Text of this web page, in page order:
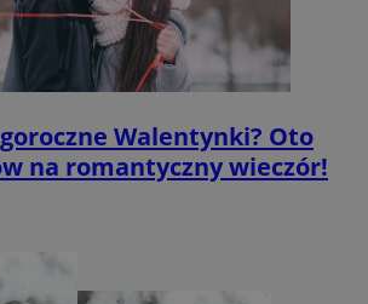
Walentynki? Oto
na romantyczny wieczór!